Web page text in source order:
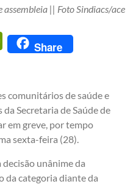
|| Foto Sindiacs/ace
PrintFriendly
Share
comunitários de saúde e
Secretaria de Saúde de
em greve, por tempo
sexta-feira (28).
decisão unânime da
da categoria diante da